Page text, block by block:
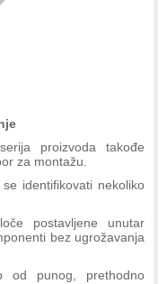
proizvoda takođe
za montažu.
identifikovati nekoliko
postavljene unutar
bez ugrožavanja
od punog, prethodno